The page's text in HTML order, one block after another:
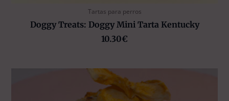
Tartas para perros
Doggy Treats: Doggy Mini Tarta Kentucky
10.30€